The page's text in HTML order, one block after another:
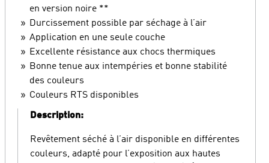
en version noire **
Durcissement possible par séchage à l’air
Application en une seule couche
Excellente résistance aux chocs thermiques
Bonne tenue aux intempéries et bonne stabilité
des couleurs
Couleurs RTS disponibles
Description:
Revêtement séché à l’air disponible en différentes
couleurs, adapté pour l’exposition aux hautes